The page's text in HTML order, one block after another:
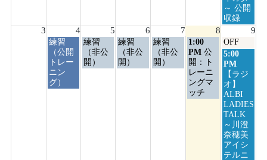
～ 公開
収録
3 4 5 6 7 8 9
火
曜
日,
8
月
練習
（公開
トレー
ニン
グ）
水
曜
日,
練習
（非公
開）
木
曜
日,
練習
（非公
開）
金
曜
日,
練習
（非公
開）
土
曜
日,
8
月
8th
1:00
PM 公
開：ト
レーニ
ングマ
ッチ
日
曜
日,
月
9th
2026
OFF
日
曜
日,
8
月
9th
2026
5:00
PM
【ラジ
オ】
ALBI
LADIES
TALK
～川澄
奈穂美
アイシ
テルニ